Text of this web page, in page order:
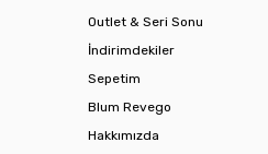
Outlet & Seri Sonu
İndirimdekiler
Sepetim
Blum Revego
Hakkımızda